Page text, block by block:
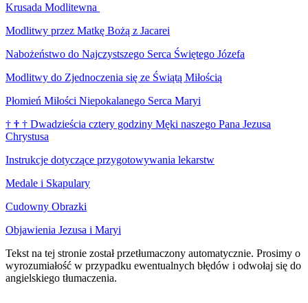
Krusada Modlitewna
Modlitwy przez Matkę Bożą z Jacarei
Nabożeństwo do Najczystszego Serca Świętego Józefa
Modlitwy do Zjednoczenia się ze Świątą Miłością
Płomień Miłości Niepokalanego Serca Maryi
† † † Dwadzieścia cztery godziny Męki naszego Pana Jezusa
Chrystusa
Instrukcje dotyczące przygotowywania lekarstw
Medale i Skapulary
Cudowny Obrazki
Objawienia Jezusa i Maryi
Tekst na tej stronie został przetłumaczony automatycznie. Prosimy o
wyrozumiałość w przypadku ewentualnych błędów i odwołaj się do
angielskiego tłumaczenia.